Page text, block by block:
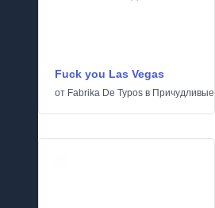
Fuck you Las Vegas
от Fabrika De Typos в Причудливые